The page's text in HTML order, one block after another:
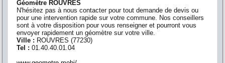
Géomètre ROUVRES
N'hésitez pas à nous contacter pour tout demande de devis ou
pour une intervention rapide sur votre commune. Nos conseillers
sont à votre disposition pour vous renseigner et pourront vous
envoyer rapidement un géomètre sur votre ville.
Ville : ROUVRES (77230)
Tel :01.40.40.01.04